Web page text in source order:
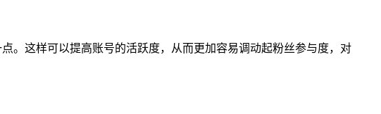
。这样可以提高账号的活跃度，从而更加容易调动起粉丝参与度，对